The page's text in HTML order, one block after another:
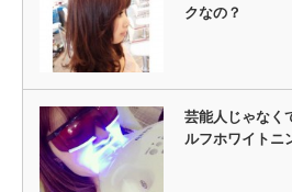
クなの？
芸能人じゃなく
ルフホワイトニ